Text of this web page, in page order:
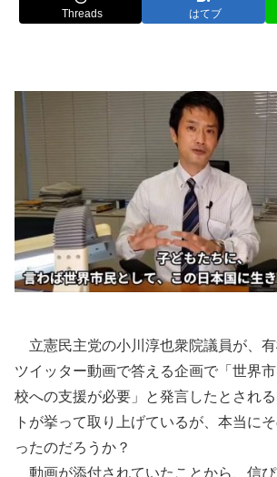
Threads はてブ
立憲民主党の小川淳也衆院議員が、
ツイッター動画で答える企画で「世界
校への支援が必要」と発言したとされ
トが挙って取り上げているが、本当に
ったのだろうか？
動画が添付されていたことから、信